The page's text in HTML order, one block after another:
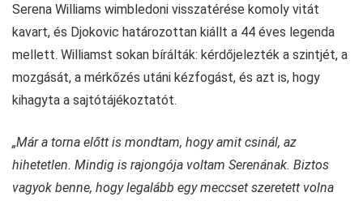
Serena Williams wimbledoni visszatérése komoly vitát
kavart, és Djokovic határozottan kiállt a 44 éves legenda
mellett. Williamst sokan bírálták: kérdőjelezték a szintjét, a
mozgását, a mérkőzés utáni kézfogást, és azt is, hogy
kihagyta a sajtótájékoztatót.
„Már a torna előtt is mondtam, hogy amit csinál, az
hihetetlen. Mindig is rajongója voltam Serenának. Biztos
vagyok benne, hogy legalább egy meccset szeretett volna